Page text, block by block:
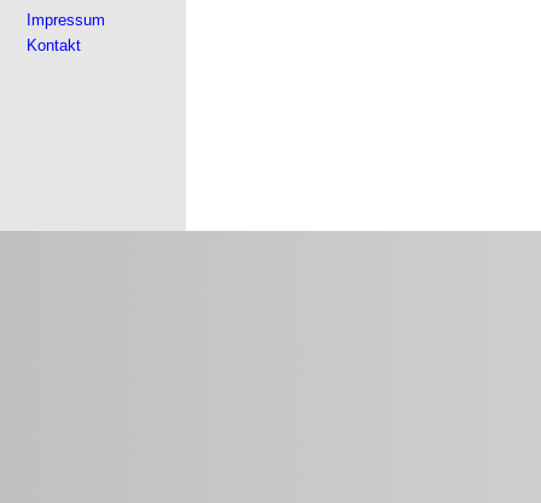
Impressum
Kontakt